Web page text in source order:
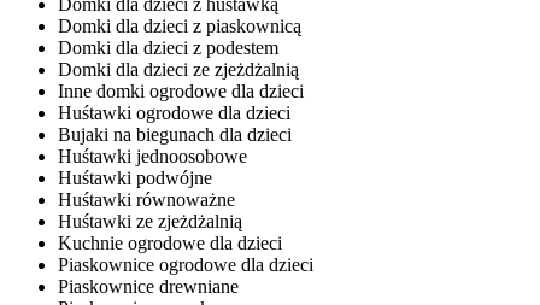
Domki dla dzieci z huśtawką
Domki dla dzieci z piaskownicą
Domki dla dzieci z podestem
Domki dla dzieci ze zjeżdżalnią
Inne domki ogrodowe dla dzieci
Huśtawki ogrodowe dla dzieci
Bujaki na biegunach dla dzieci
Huśtawki jednoosobowe
Huśtawki podwójne
Huśtawki równoważne
Huśtawki ze zjeżdżalnią
Kuchnie ogrodowe dla dzieci
Piaskownice ogrodowe dla dzieci
Piaskownice drewniane